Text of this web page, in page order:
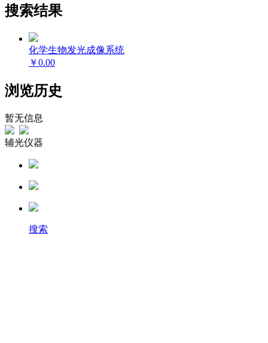
搜索结果
化学生物发光成像系统
￥0.00
浏览历史
暂无信息
辅光仪器
搜索